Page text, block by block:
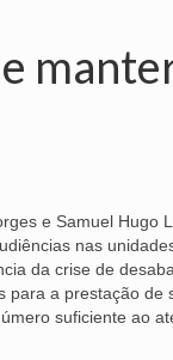
e Samuel Hugo
nas
da crise de
para a prestação de
suficiente ao